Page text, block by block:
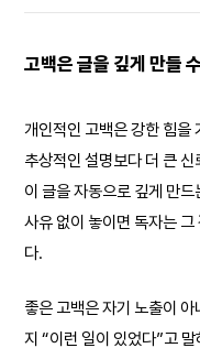
고백은 글을 깊게 만들
개인적인 고백은 강한 힘을
추상적인 설명보다 더 큰
이 글을 자동으로 깊게 만
사유 없이 놓이면 독자는
다.
좋은 고백은 자기 노출이
지 “이런 일이 있었다”고